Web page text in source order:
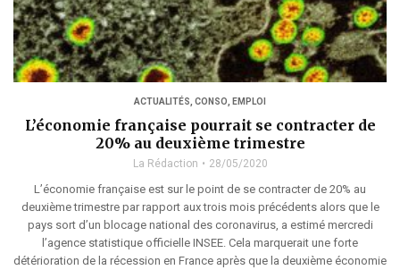
ACTUALITÉS CONSO EMPLOI
L’économie française pourrait se contracter de
20% au deuxième trimestre
La Rédaction 28/05/2020
L’économie française est sur le point de se contracter de 20% au
deuxième trimestre par rapport aux trois mois précédents alors que le
pays sort d’un blocage national des coronavirus, a estimé mercredi
l’agence statistique officielle INSEE. Cela marquerait une forte
détérioration de la récession en France après que la deuxième économie